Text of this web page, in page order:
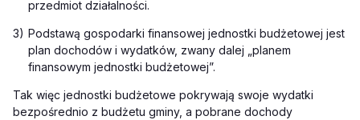
przedmiot działalności.
3) Podstawą gospodarki finansowej jednostki budżetowej jest
plan dochodów i wydatków, zwany dalej „planem
finansowym jednostki budżetowej”.
Tak więc jednostki budżetowe pokrywają swoje wydatki
bezpośrednio z budżetu gminy, a pobrane dochody